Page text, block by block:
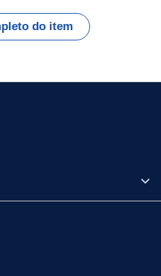
do item